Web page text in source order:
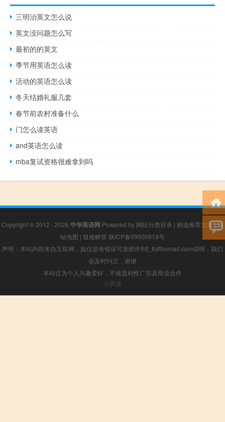
三明治英文怎么说
英文没问题怎么写
最初的的英文
季节用英语怎么读
活动的英语怎么读
冬天结婚礼服几套
春节前农村准备什么
门怎么读英语
and英语怎么读
mba复试资格很难拿到吗
Copyright © 2012 - 2026 中华英语网 Powered by 网站分类目录 | 精选推荐文章|网
站地图 | 疑难解答 陕ICP备09000919号
声明：本站内容来自互联网，如信息有错误可发邮件到f_fb#foxmail.com说明，我们
会及时纠正，谢谢
本站仅为个人兴趣爱好，不接盈利性广告及商业合作
小男孩